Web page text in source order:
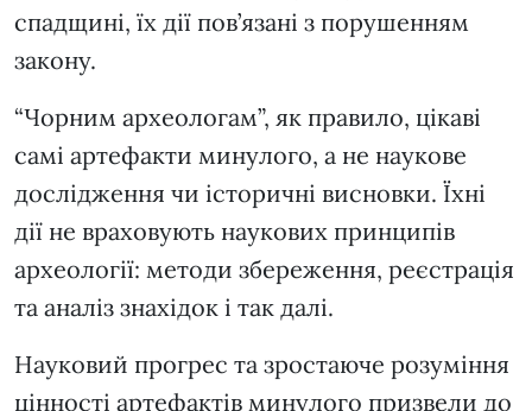
спадщині, їх дії пов’язані з порушенням
закону.
“Чорним археологам”, як правило, цікаві
самі артефакти минулого, а не наукове
дослідження чи історичні висновки. Їхні
дії не враховують наукових принципів
археології: методи збереження, реєстрація
та аналіз знахідок і так далі.
Науковий прогрес та зростаюче розуміння
цінності артефактів минулого призвели до